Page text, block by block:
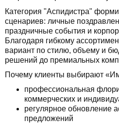
Категория "Аспидистра"
сценариев: личные
праздничные события и
Благодаря гибкому
вариант по стилю, объему и
решений до премиальных
Почему клиенты выбирают
профессиональная
коммерческих и
регулярное обновление
предложений